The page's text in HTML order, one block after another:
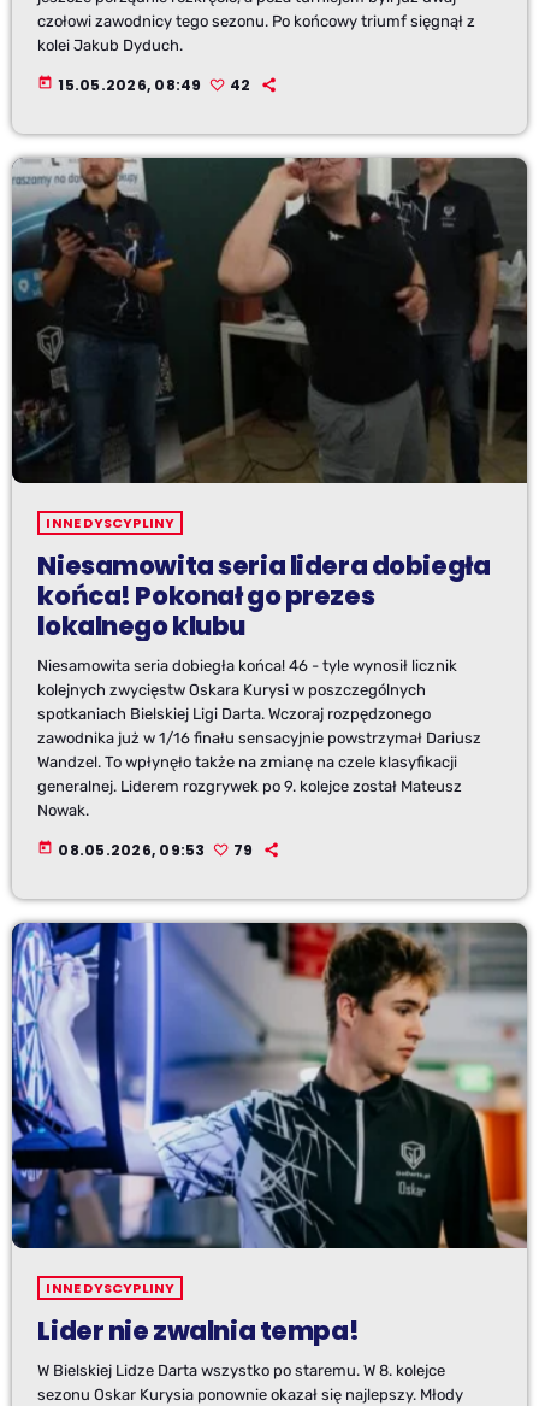
czołowi zawodnicy tego sezonu. Po końcowy triumf sięgnął z
kolei Jakub Dyduch.
today 15.05.2026, 08:49 42
INNE DYSCYPLINY
Niesamowita seria lidera dobiegła
końca! Pokonał go prezes
lokalnego klubu
Niesamowita seria dobiegła końca! 46 - tyle wynosił licznik
kolejnych zwycięstw Oskara Kurysi w poszczególnych
spotkaniach Bielskiej Ligi Darta. Wczoraj rozpędzonego
zawodnika już w 1/16 finału sensacyjnie powstrzymał Dariusz
Wandzel. To wpłynęło także na zmianę na czele klasyfikacji
generalnej. Liderem rozgrywek po 9. kolejce został Mateusz
Nowak.
today 08.05.2026, 09:53 79
INNE DYSCYPLINY
Lider nie zwalnia tempa!
W Bielskiej Lidze Darta wszystko po staremu. W 8. kolejce
sezonu Oskar Kurysia ponownie okazał się najlepszy. Młody